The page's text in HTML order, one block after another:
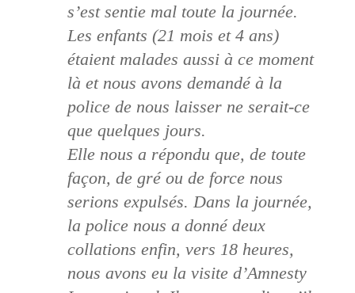
s’est sentie mal toute la journée.
Les enfants (21 mois et 4 ans)
étaient malades aussi à ce moment
là et nous avons demandé à la
police de nous laisser ne serait-ce
que quelques jours.
Elle nous a répondu que, de toute
façon, de gré ou de force nous
serions expulsés. Dans la journée,
la police nous a donné deux
collations enfin, vers 18 heures,
nous avons eu la visite d’Amnesty